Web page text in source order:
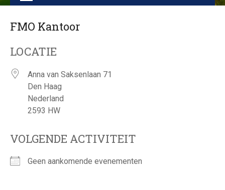
FMO Kantoor
LOCATIE
Anna van Saksenlaan 71
Den Haag
Nederland
2593 HW
VOLGENDE ACTIVITEIT
Geen aankomende evenementen